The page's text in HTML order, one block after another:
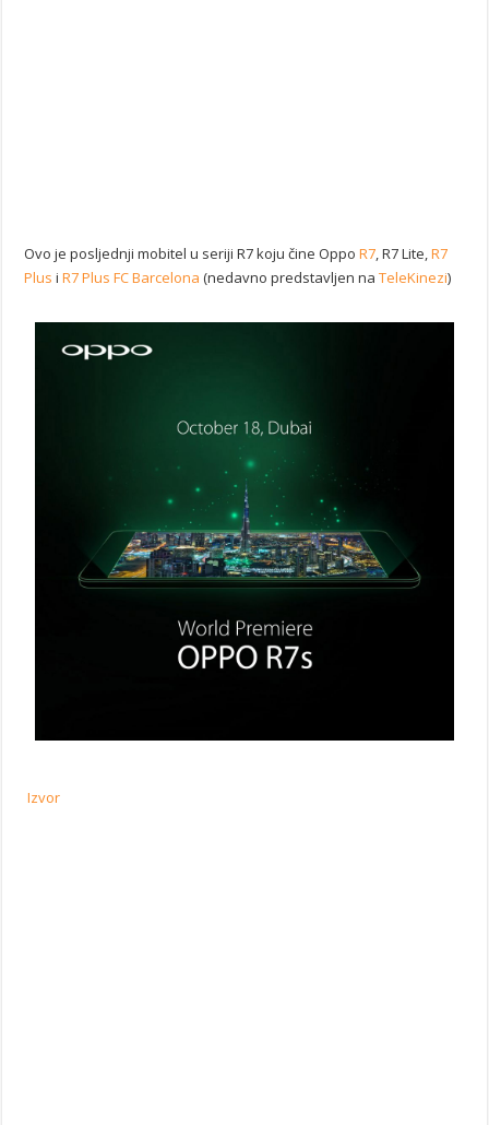
Ovo je posljednji mobitel u seriji R7 koju čine OppoR7, R7 Lite,R7
Plus iR7 Plus FC Barcelona (nedavno predstavljen naTeleKinezi)
Izvor